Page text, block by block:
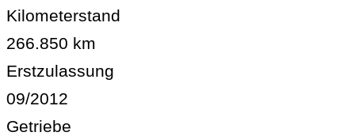
Kilometerstand
266.850 km
Erstzulassung
09/2012
Getriebe